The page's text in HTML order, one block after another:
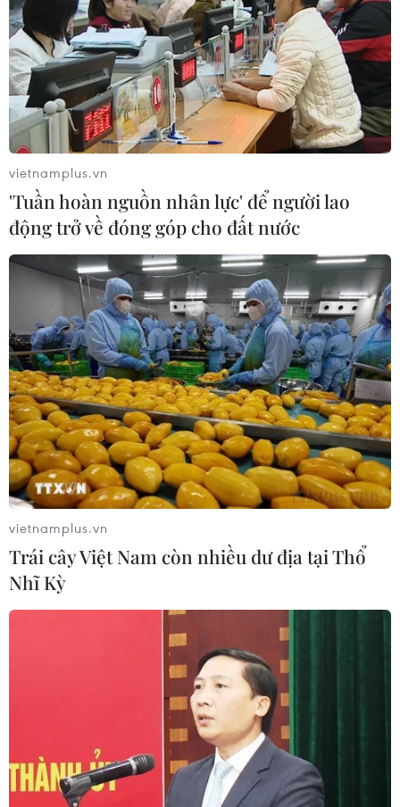
TIN CÙNG CHUYÊN MỤC
Mỹ điều tiêm kích áp tải nhiều máy
bay dân sự gần sân golf của Tổng
vietnamplus.vn
'Tuần hoàn nguồn nhân lực' để người lao
động trở về đóng góp cho đất nước
vietnamplus.vn
Trái cây Việt Nam còn nhiều dư địa tại Thổ
Nhĩ Kỳ